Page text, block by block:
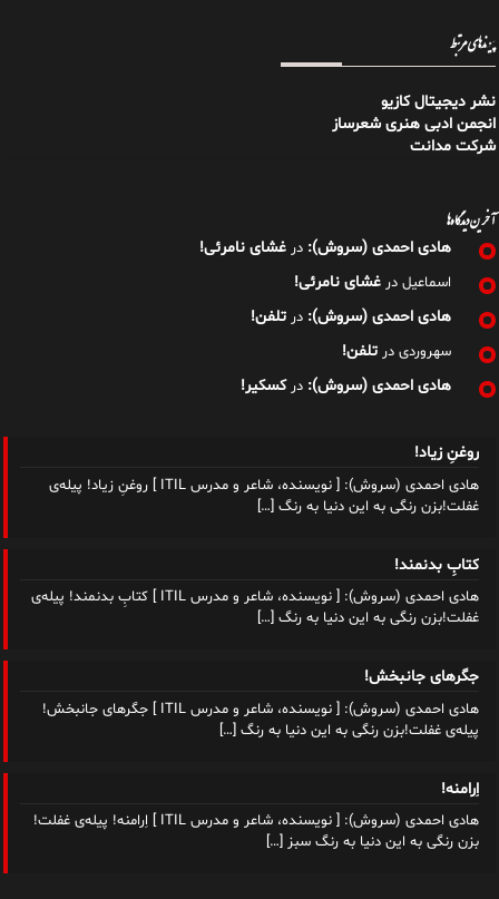
پیوندهای مرتبط
نشر دیجیتال کازیو
انجمن ادبی هنری شعرساز
شرکت مدانت
آخرین دیدگاه‌ها
هادی احمدی (سروش): در غشای نامرئی!
اسماعیل در غشای نامرئی!
هادی احمدی (سروش): در تلفن!
سهروردی در تلفن!
هادی احمدی (سروش): درکسکیر!
روغنِ زیاد!
هادی احمدی (سروش): [ نویسنده، شاعر و مدرس ITIL ] روغنِ زیاد! پیله‌ی
غفلت!بزن رنگی به این دنیا به رنگ […]
کتابِ بدنمند!
هادی احمدی (سروش): [ نویسنده، شاعر و مدرس ITIL ] کتابِ بدنمند! پیله‌ی
غفلت!بزن رنگی به این دنیا به رنگ […]
جگرهای جانبخش!
هادی احمدی (سروش): [ نویسنده، شاعر و مدرس ITIL ] جگرهای جانبخش!
پیله‌ی غفلت!بزن رنگی به این دنیا به رنگ […]
اِرامنه!
هادی احمدی (سروش): [ نویسنده، شاعر و مدرس ITIL ] اِرامنه! پیله‌ی غفلت!
بزن رنگی به این دنیا به رنگ سبز […]